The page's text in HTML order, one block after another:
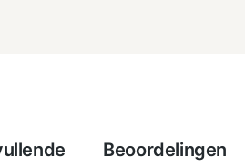
Beoordelingen